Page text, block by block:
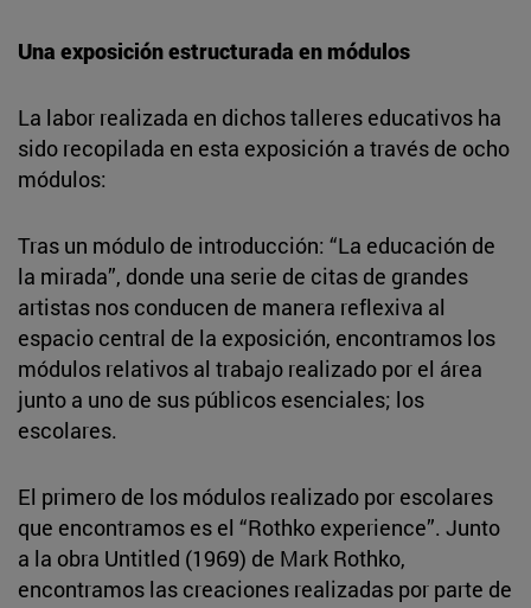
Una exposición estructurada en módulos
La labor realizada en dichos talleres educativos ha
sido recopilada en esta exposición a través de ocho
módulos:
Tras un módulo de introducción: “La educación de
la mirada”, donde una serie de citas de grandes
artistas nos conducen de manera reflexiva al
espacio central de la exposición, encontramos los
módulos relativos al trabajo realizado por el área
junto a uno de sus públicos esenciales; los
escolares.
El primero de los módulos realizado por escolares
que encontramos es el “Rothko experience”. Junto
a la obra Untitled (1969) de Mark Rothko,
encontramos las creaciones realizadas por parte de